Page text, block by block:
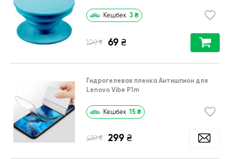
Кешбек 3 ₴
100 ₴ 69 ₴
Гидрогелевая пленка Антишпион для
Lenovo Vibe P1m
Кешбек 15 ₴
430 ₴ 299 ₴